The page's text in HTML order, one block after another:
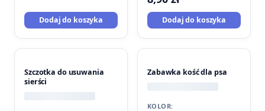
Dodaj do koszyka Dodaj do koszyka
Szczotka do usuwania
sierści
Zabawka kość dla psa
KOLOR: